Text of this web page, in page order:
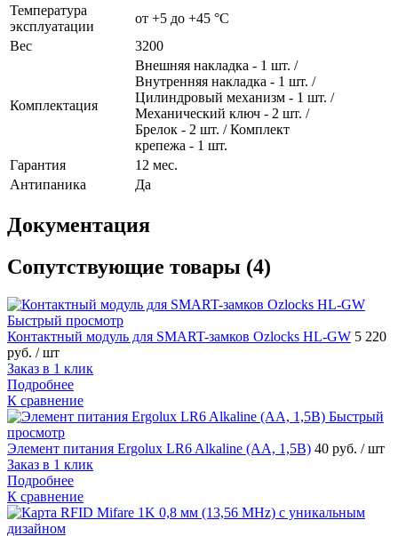
Температура
эксплуатации
от +5 до +45 °С
Вес
3200
Комплектация
Внешняя накладка - 1 шт. /
Внутренняя накладка - 1 шт. /
Цилиндровый механизм - 1 шт. /
Механический ключ - 2 шт. /
Брелок - 2 шт. / Комплект
крепежа - 1 шт.
Гарантия
12 мес.
Антипаника
Да
Документация
Сопутствующие товары (4)
Быстрый просмотр
Контактный модуль для SMART-замков Ozlocks HL-GW 5 220
руб. / шт
Заказ в 1 клик
Подробнее
К сравнение
Быстрый
просмотр
Элемент питания Ergolux LR6 Alkaline (AA, 1,5В) 40 руб. / шт
Заказ в 1 клик
Подробнее
К сравнение